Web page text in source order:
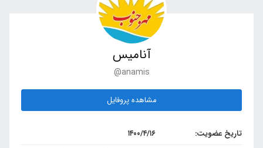
آنامیس
@anamis
مشاهده پروفایل
تاریخ عضویت: ۱۴۰۰/۴/۱۶